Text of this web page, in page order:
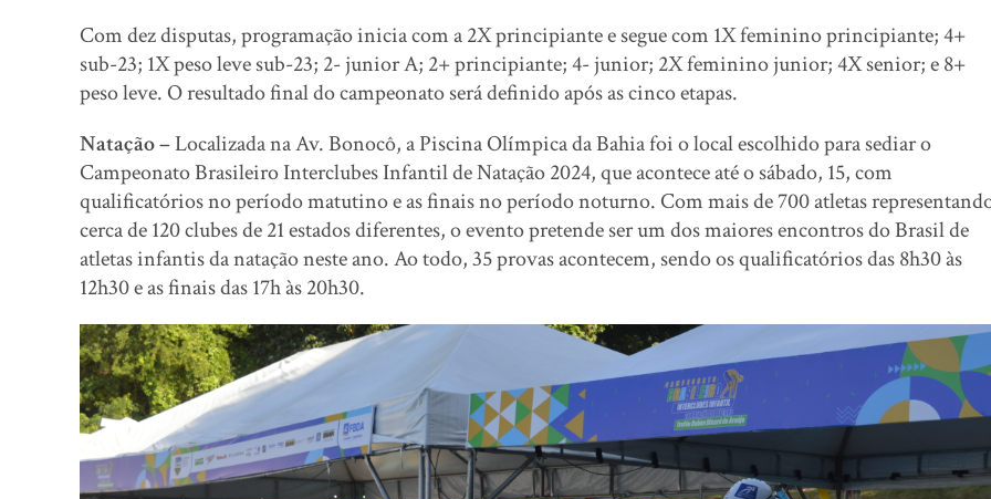
Com dez disputas, programação inicia com a 2X principiante e segue com 1X feminino principiante; 4+
sub-23; 1X peso leve sub-23; 2- junior A; 2+ principiante; 4- junior; 2X feminino junior; 4X senior; e 8+
peso leve. O resultado final do campeonato será definido após as cinco etapas.
Natação –Localizada na Av. Bonocô, a Piscina Olímpica da Bahia foi o local escolhido para sediar o
Campeonato Brasileiro Interclubes Infantil de Natação 2024, que acontece até o sábado, 15, com
qualificatórios no período matutino e as finais no período noturno. Com mais de 700 atletas
cerca de 120 clubes de 21 estados diferentes, o evento pretende ser um dos maiores encontros do Brasil de
atletas infantis da natação neste ano. Ao todo, 35 provas acontecem, sendo os qualificatórios das 8h30 às
12h30 e as finais das 17h às 20h30.